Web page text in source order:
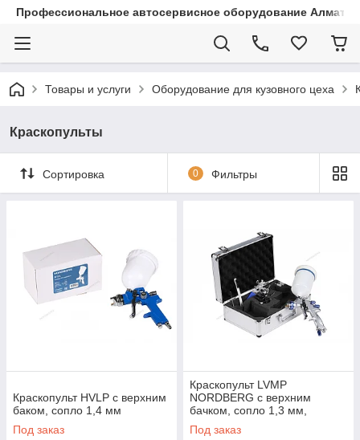
Профессиональное автосервисное оборудование Алматы
Товары и услуги Оборудование для кузовного цеха
Краскопульты
Сортировка 0 Фильтры
Краскопульт HVLP с верхним
баком, сопло 1,4 мм
Под заказ
Краскопульт LVMP
NORDBERG с верхним
бачком, сопло 1,3 мм,
алюминиевый кейс
Под заказ